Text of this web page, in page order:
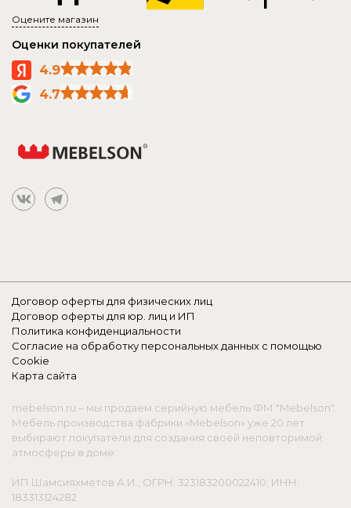
Оцените магазин
Оценки покупателей
4.9
4.7
Договор оферты для физических лиц
Договор оферты для юр. лиц и ИП
Политика конфиденциальности
Согласие на обработку персональных данных с помощью
Cookie
Карта сайта
mebelson.ru – мы продаем серийную мебель ФМ "Mebelson".
Мебель производства фабрики «Mebelson» уже 20 лет
выбирают покупатели для создания своей неповторимой
атмосферы в доме.
ИП Шамсияхметов А.И., ОГРН: 323183200022410, ИНН:
183313124282